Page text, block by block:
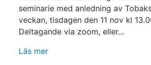
seminarie med anledning av
veckan, tisdagen den 11 nov kl
Deltagande via zoom, eller...
Läs mer